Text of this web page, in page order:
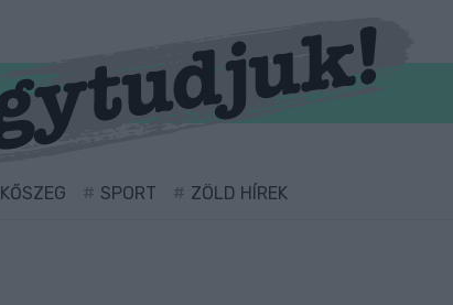
KŐSZEG SPORT ZÖLD HÍREK